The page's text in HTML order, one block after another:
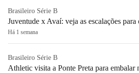
Brasileiro Série B
Juventude x Avaí: veja as escalações
Há 1 semana
Brasileiro Série B
Athletic visita a Ponte Preta para embalar